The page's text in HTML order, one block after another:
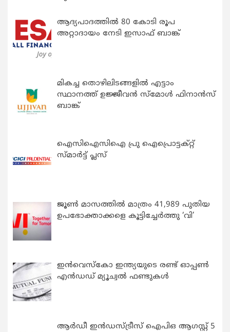
ആദ്യപാദത്തിൽ 80 കോടി രൂപ
അറ്റാദായം നേടി ഇസാഫ് ബാങ്ക്
മികച്ച തൊഴിലിടങ്ങളിൽ എട്ടാം
സ്ഥാനത്ത് ഉജ്ജീവൻ സ്മോൾ ഫിനാൻസ്
ബാങ്ക്
ഐസിഐസിഐ പ്രു ഐപ്രൊട്ടക്റ്റ്
സ്മാർട്ട് പ്ലസ്
ജൂൺ മാസത്തിൽ മാത്രം 41,989 പുതിയ
ഉപഭോക്താക്കളെ കൂട്ടിച്ചേർത്തു ‘വി’
ഇന്‍വെസ്കോ ഇന്ത്യയുടെ രണ്ട് ഓപ്പണ്‍
എന്‍ഡഡ് മ്യൂച്വല്‍ ഫണ്ടുകള്‍
ആർഡീ ഇൻഡസ്ട്രീസ് ഐപിഒ ആഗസ്റ്റ് 5